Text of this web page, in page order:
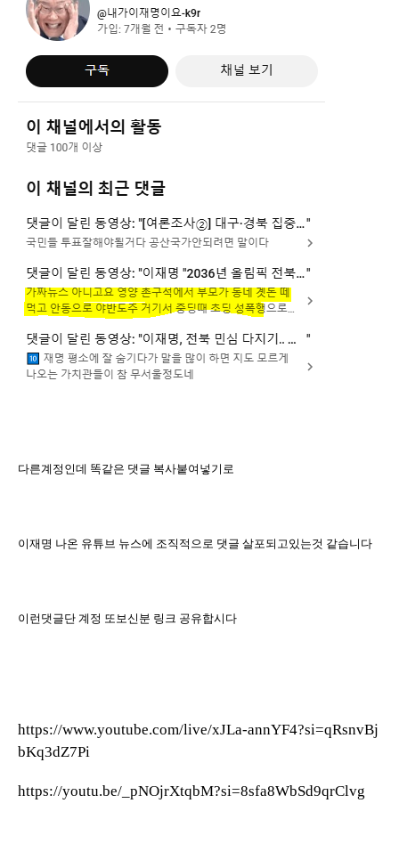
다른계정인데 똑같은 댓글 복사붙여넣기로
이재명 나온 유튜브 뉴스에 조직적으로 댓글 살포되고있는것 같습니다
이런댓글단 계정 또보신분 링크 공유합시다
https://www.youtube.com/live/xJLa-annYF4?si=qRsnvBj
bKq3dZ7Pi
https://youtu.be/_pNOjrXtqbM?si=8sfa8WbSd9qrClvg